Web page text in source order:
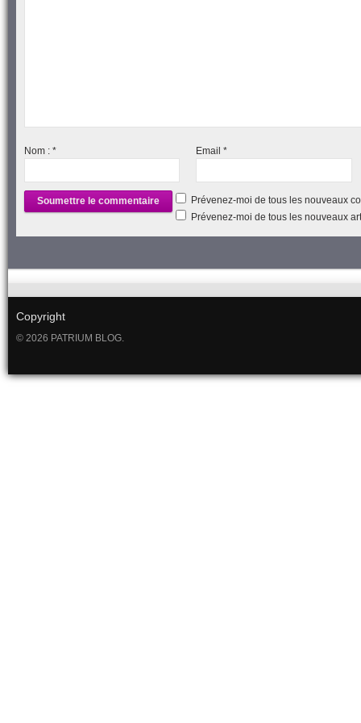
Nom : * Email*
Prévenez-moi de tous les nouveaux
Prévenez-moi de tous les nouveaux
Copyright
© 2026 PATRIUM BLOG.